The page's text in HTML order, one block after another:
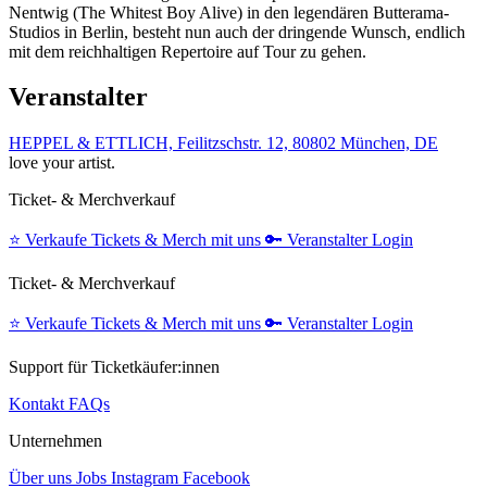
Nentwig (The Whitest Boy Alive) in den legendären Butterama-
Studios in Berlin, besteht nun auch der dringende Wunsch, endlich
mit dem reichhaltigen Repertoire auf Tour zu gehen.
Veranstalter
HEPPEL & ETTLICH, Feilitzschstr. 12, 80802 München, DE
love your artist.
Ticket- & Merchverkauf
⭐️ Verkaufe Tickets & Merch mit uns 🔑 Veranstalter Login
Ticket- & Merchverkauf
⭐️ Verkaufe Tickets & Merch mit uns 🔑 Veranstalter Login
Support für Ticketkäufer:innen
Kontakt FAQs
Unternehmen
Über uns Jobs Instagram Facebook